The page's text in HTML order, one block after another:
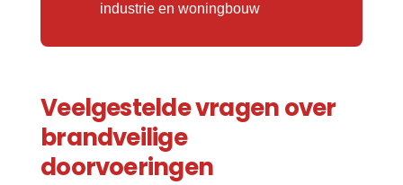
industrie en woningbouw
Veelgestelde vragen over
brandveilige
doorvoeringen